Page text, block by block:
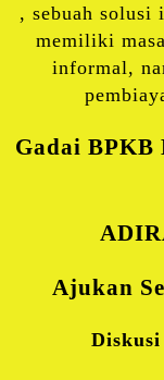
, sebuah solusi
memiliki
informal,
Gadai BPKB
Ajukan